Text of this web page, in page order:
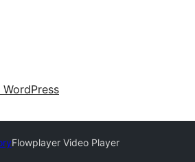
WordPress
Flowplayer Video Player